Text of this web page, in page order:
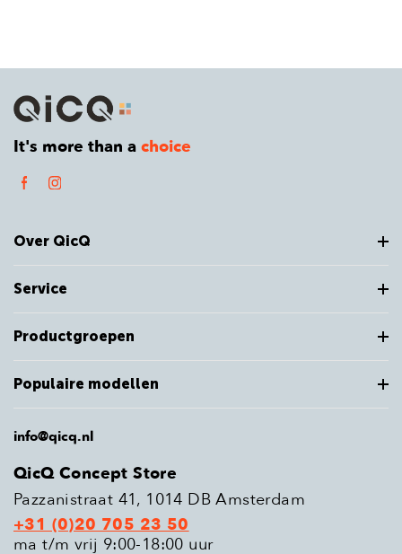
It's more than a choice
Over QicQ
Service
Productgroepen
Populaire modellen
info@qicq.nl
QicQ Concept Store
Pazzanistraat 41, 1014 DB Amsterdam
+31 (0)20 705 23 50
ma t/m vrij 9:00-18:00 uur